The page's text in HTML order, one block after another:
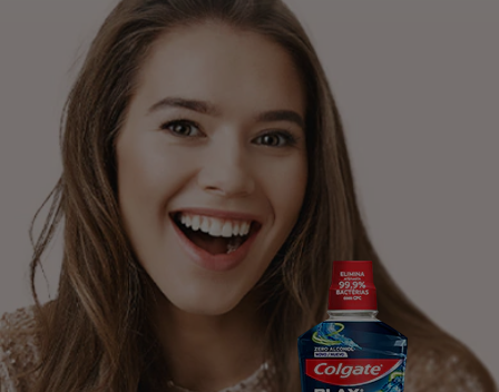
CHEQUEO DE SALUD BUCAL
CORRESPONDENCIA DE PRODUCTOS
PARA PROFESIONALES
SUSCRIBITE